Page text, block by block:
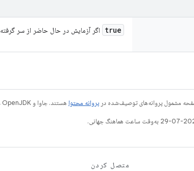
true اگر آزمایش در حال حاضر از سر
مشمول پروانه‌های توصیف‌شده در پروانه محتوا هستند. جاوا و OpenJDK علامت‌های تجاری یا علامت‌های تجاری ثبت‌شده Oracle و/یا وابسته‌های آن هستند.
متصل کردن